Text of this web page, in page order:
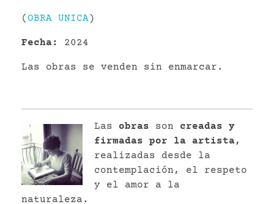
(OBRA UNICA)
Fecha: 2024
Las obras se venden sin enmarcar.
Las obras son creadas y
firmadas por la artista,
realizadas desde la
contemplación, el respeto
y el amor a la
naturaleza.